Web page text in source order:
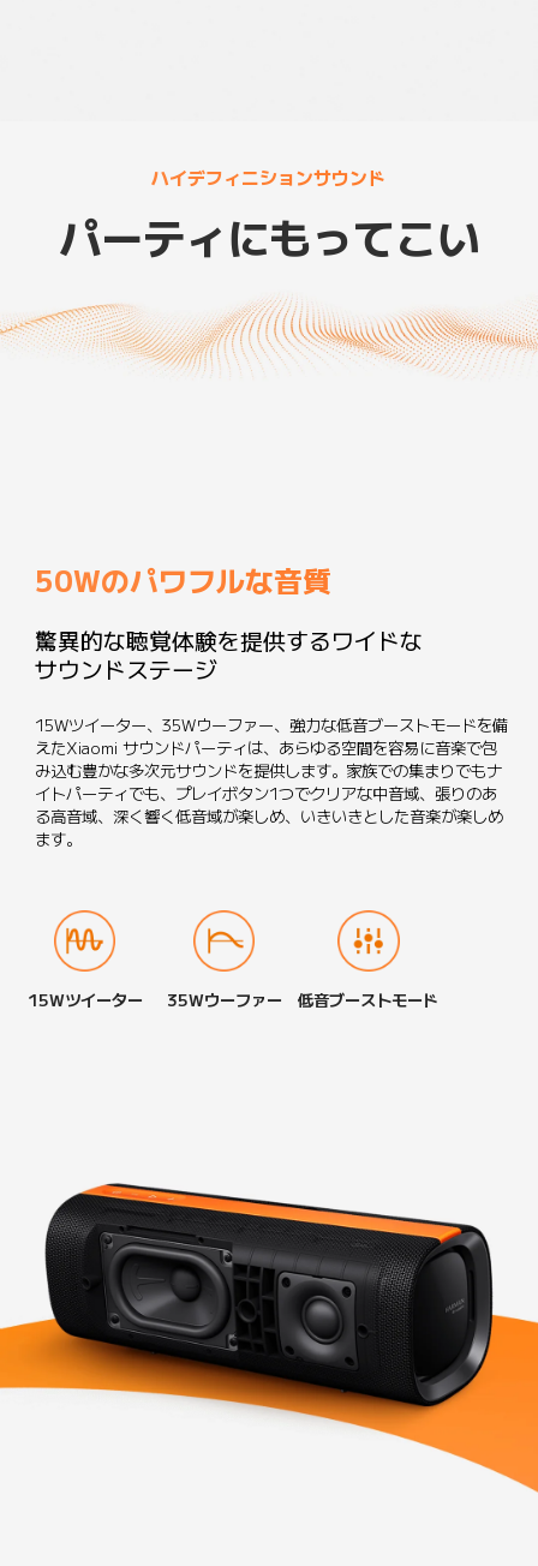
ハイデフィニションサウンド
パーティにもってこい
50Wのパワフルな音質
驚異的な聴覚体験を提供するワイドな
サウンドステージ
15Wツイーター、35Wウーファー、強力な低音ブーストモードを備
えたXiaomi サウンドパーティは、あらゆる空間を容易に音楽で包
み込む豊かな多次元サウンドを提供します。家族での集まりでもナ
イトパーティでも、プレイボタン1つでクリアな中音域、張りのあ
る高音域、深く響く低音域が楽しめ、いきいきとした音楽が楽しめ
ます。
15Wツイーター 35Wウーファー 低音ブーストモード